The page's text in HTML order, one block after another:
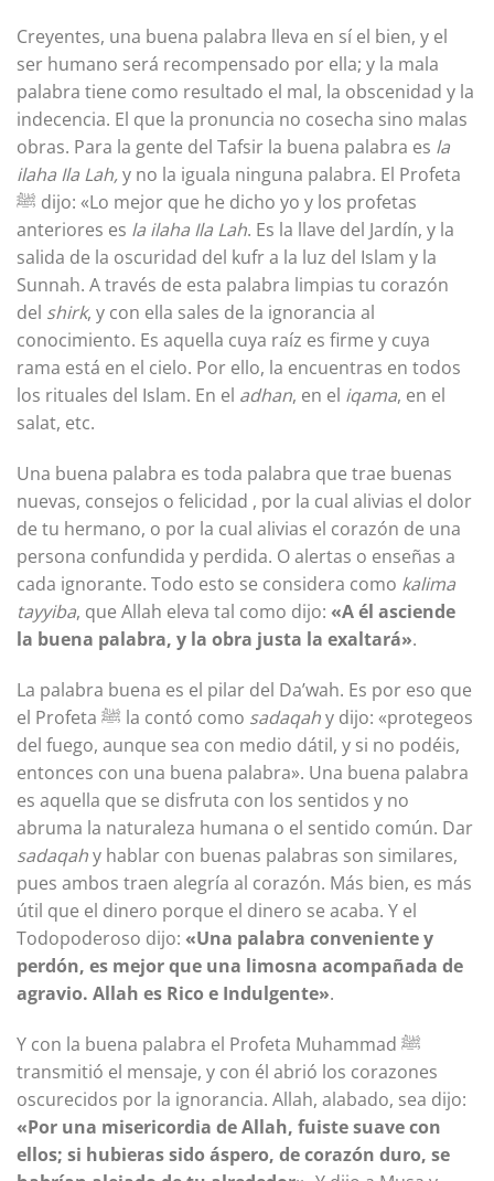
Creyentes, una buena palabra lleva en sí el bien, y el
ser humano será recompensado por ella; y la mala
palabra tiene como resultado el mal, la obscenidad y la
indecencia. El que la pronuncia no cosecha sino malas
obras. Para la gente del Tafsir la buena palabra es la
ilaha Ila Lah,y no la iguala ninguna palabra. El Profeta
ﷺ dijo: «Lo mejor que he dicho yo y los profetas
anteriores es la ilaha Ila Lah. Es la llave del Jardín, y la
salida de la oscuridad del kufr a la luz del Islam y la
Sunnah. A través de esta palabra limpias tu corazón
del shirk, y con ella sales de la ignorancia al
conocimiento. Es aquella cuya raíz es firme y cuya
rama está en el cielo. Por ello, la encuentras en todos
los rituales del Islam. En el adhan, en el iqama, en el
salat, etc.
Una buena palabra es toda palabra que trae buenas
nuevas, consejos o felicidad , por la cual alivias el dolor
de tu hermano, o por la cual alivias el corazón de una
persona confundida y perdida. O alertas o enseñas a
cada ignorante. Todo esto se considera como kalima
tayyiba, que Allah eleva tal como dijo: «A él asciende
la buena palabra, y la obra justa la exaltará».
La palabra buena es el pilar del Da’wah. Es por eso que
el Profeta ﷺ la contó como sadaqahy dijo: «protegeos
del fuego, aunque sea con medio dátil, y si no podéis,
entonces con una buena palabra». Una buena palabra
es aquella que se disfruta con los sentidos y no
abruma la naturaleza humana o el sentido común. Dar
sadaqahy hablar con buenas palabras son similares,
pues ambos traen alegría al corazón. Más bien, es más
útil que el dinero porque el dinero se acaba. Y el
Todopoderoso dijo: «Una palabra conveniente y
perdón, es mejor que una limosna acompañada de
agravio. Allah es Rico e Indulgente».
Y con la buena palabra el Profeta Muhammad ﷺ
transmitió el mensaje, y con él abrió los corazones
oscurecidos por la ignorancia. Allah, alabado, sea dijo:
«Por una misericordia de Allah, fuiste suave con
ellos; si hubieras sido áspero, de corazón duro, se